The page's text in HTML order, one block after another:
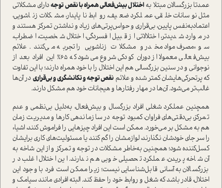
عمدتا بزرگسالان مبتلا به اختلال بیش‌فعالی همراه با نقص توجهدارای مشکلاتی
مثل نوسانات خلقی، عملکرد ضعیف، روابط ناپایدار، مشکلات زناشویی،
اعتماد‌به‌نفس پایین، بی‌قراری و حواس‌پرتی‌های زیاد و نداشتن تمرکز هستند و
در موارد شدیدتر، اختلالاتی از قبیل افسردگی، اختلال شخصیت، اضطراب،
سوء‌مصرف مواد مخدر و مشکلات زناشویی را تجربه می‌کنند. علائم
بیش‌فعالی معمولا از دوران کودکی شروع می‌شود که 65% این افراد بعد از
نوجوانی و در سنین بزرگسالی هم این اختلال را با خود همراه دارند؛ با این تفاوت
که پرتحرکی‌هایشان کمتر شده و علائم نقص توجه و تکانشگری و بی‌قراری در آن‌ها
غالب‌تر می‌شود. آن‌ها در مهار رفتارها و هیجانات خود هم مشکل دارند.
همچنین عملکرد شغلی افراد بزرگسال و بیش‌فعال، به‌دلیل بی‌نظمی و عدم
تمرکز، بی‌دقتی‌های فراوان، کمبود توجه در سازماندهی کارها و مدیریت زمان
هم به مشکل بر می‌خورد. ممکن است این افراد چیزهایی را فراموش کنند، اشیاء
را سر جای خودشان نگذارند، لوازمشان را گم کنند یا مسئولیت‌های کاری برایشان
کسل‌کننده شود؛ همچنین به‌خاطر مشکلات در توجه و تمرکز و از این شاخه به
آن شاخه پریدن، عملکرد تحصیلی خوبی هم ندارند. این اختلال اغلب در
بزرگسالان به آسانی قابل‌شناسایی نیست؛ زیرا ممکن است فرد با وجود این
اختلال، قادر باشد که شغل و روابط خود را حفظ کند. البته افرادی مانند سیامک و